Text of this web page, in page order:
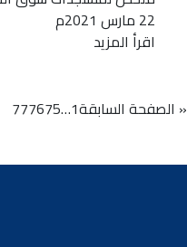
22 مارس 2021م
اقرأ المزيد
« الصفحة السابقة1
…
75
76
77